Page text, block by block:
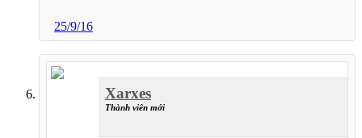
25/9/16
Xarxes
Thành viên mới